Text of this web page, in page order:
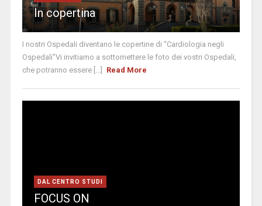
In copertina
I nostri Ospedali diventano le copertine di “Cardiologia negli
Ospedali”Vi invitiamo a sottomettere le foto dei vostri Ospedali,
che potranno essere [...]
Read More
DAL CENTRO STUDI
FOCUS ON